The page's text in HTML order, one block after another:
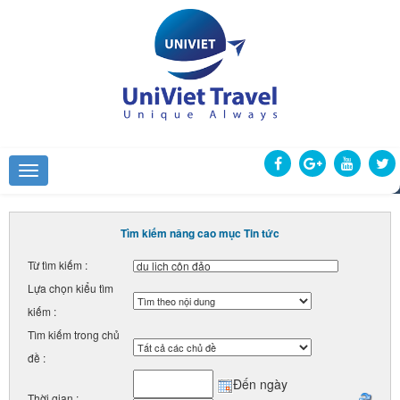
Tìm kiếm nâng cao mục Tin tức
Từ tìm kiếm :
Lựa chọn kiểu tìm
kiếm :
Tìm kiếm trong chủ
đề :
Đến ngày